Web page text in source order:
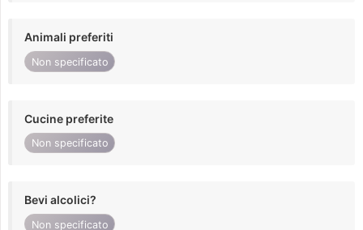
Animali preferiti
Non specificato
Cucine preferite
Non specificato
Bevi alcolici?
Non specificato